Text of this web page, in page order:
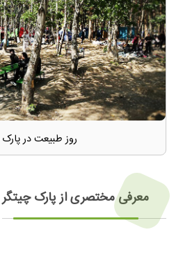
روز طبیعت در
معرفی مختصری از پارک چیتگر